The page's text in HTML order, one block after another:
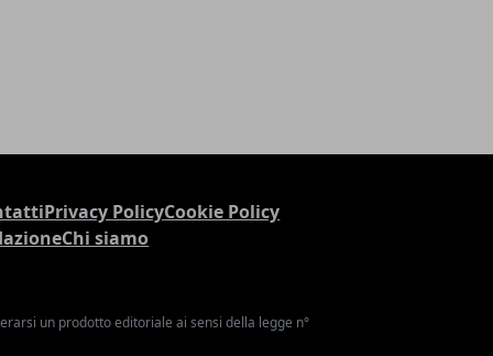
Privacy PolicyCookie Policy
Chi siamo
un prodotto editoriale ai sensi della legge n°